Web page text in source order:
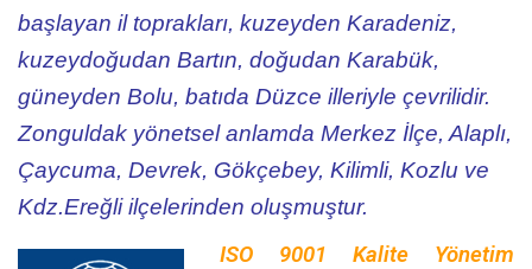
başlayan il toprakları, kuzeyden Karadeniz,
kuzeydoğudan Bartın, doğudan Karabük,
güneyden Bolu, batıda Düzce illeriyle çevrilidir.
Zonguldak yönetsel anlamda Merkez İlçe, Alaplı,
Çaycuma, Devrek, Gökçebey, Kilimli, Kozlu ve
Kdz.Ereğli ilçelerinden oluşmuştur.
ISO 9001 Kalite Yönetim